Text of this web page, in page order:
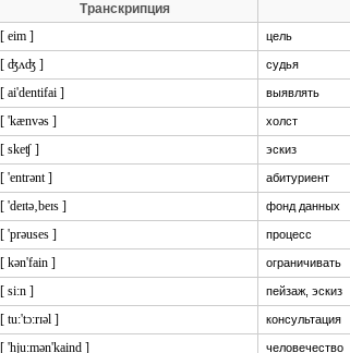
Транскрипция
[ eim ] цель
[ ʤʌʤ ] судья
[ ai'dentifai ] выявлять
[ 'kænvəs ] холст
[ skeʧ ] эскиз
[ 'entrənt ] абитуриент
[ 'deɪtə‚beɪs ] фонд данных
[ 'prəuses ] процесс
[ kən'fain ] ограничивать
[ si:n ] пейзаж, эскиз
[ tu:'tɔ:rɪəl ] консультация
[ 'hju:mən'kaind ] человечество